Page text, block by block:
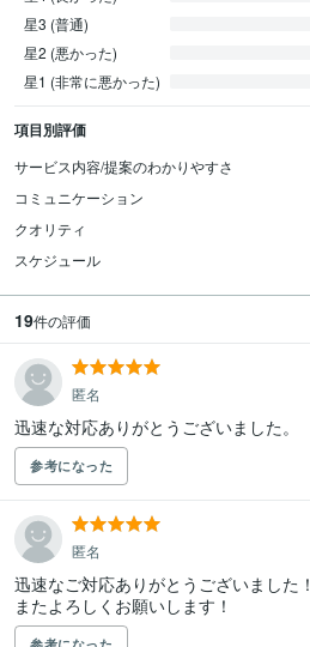
星3 (普通)
星2 (悪かった)
星1 (非常に悪かった)
項目別評価
サービス内容/提案のわかりやすさ
コミュニケーション
クオリティ
スケジュール
19件の評価
匿名
迅速な対応ありがとうございました。
参考になった
匿名
迅速なご対応ありがとうございました！
またよろしくお願いします！